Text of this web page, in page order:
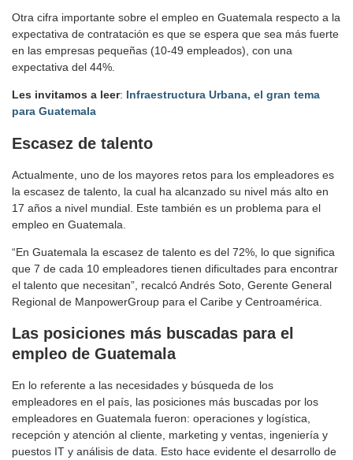
Otra cifra importante sobre el empleo en Guatemala respecto a la
expectativa de contratación es que se espera que sea más fuerte
en las empresas pequeñas (10-49 empleados), con una
expectativa del 44%.
Les invitamos a leer: Infraestructura Urbana, el gran tema
para Guatemala
Escasez de talento
Actualmente, uno de los mayores retos para los empleadores es
la escasez de talento, la cual ha alcanzado su nivel más alto en
17 años a nivel mundial. Este también es un problema para el
empleo en Guatemala.
“En Guatemala la escasez de talento es del 72%, lo que significa
que 7 de cada 10 empleadores tienen dificultades para encontrar
el talento que necesitan”, recalcó Andrés Soto, Gerente General
Regional de ManpowerGroup para el Caribe y Centroamérica.
Las posiciones más buscadas para el
empleo de Guatemala
En lo referente a las necesidades y búsqueda de los
empleadores en el país, las posiciones más buscadas por los
empleadores en Guatemala fueron: operaciones y logística,
recepción y atención al cliente, marketing y ventas, ingeniería y
puestos IT y análisis de data. Esto hace evidente el desarrollo de